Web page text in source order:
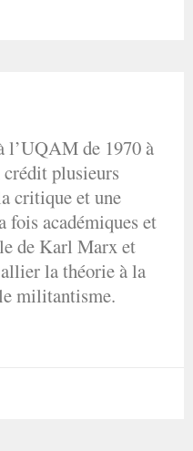
l’UQAM de 1970 à
plusieurs
critique et une
fois académiques et
de Karl Marx et
la théorie à la
militantisme.